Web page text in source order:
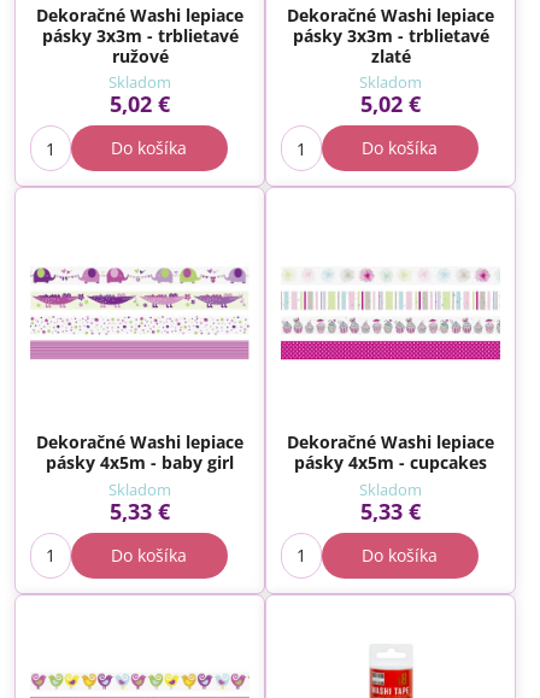
Dekoračné Washi lepiace
pásky 3x3m - trblietavé
ružové
Skladom
5,02 €
Do košíka
Dekoračné Washi lepiace
pásky 3x3m - trblietavé
zlaté
Skladom
5,02 €
Do košíka
Dekoračné Washi lepiace
pásky 4x5m - baby girl
Skladom
5,33 €
Do košíka
Dekoračné Washi lepiace
pásky 4x5m - cupcakes
Skladom
5,33 €
Do košíka